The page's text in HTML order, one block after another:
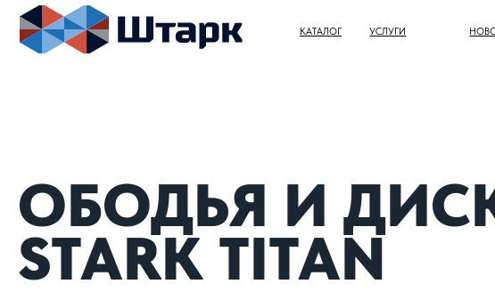
УСЛУГИ
КАТАЛОГ
ВЫСОКОКАЧЕСТВЕННЫЕ КОЛЕСНЫЕ ДИСКИ ДЛЯ
ОБОДЬЯ И
STARK TITAN